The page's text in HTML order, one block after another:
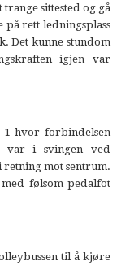
sittested og gå
på rett ledningsplass
Det kunne stundom
igjen var
1 hvor forbindelsen
var i svingen ved
retning mot sentrum.
med følsom pedalfot
til å kjøre